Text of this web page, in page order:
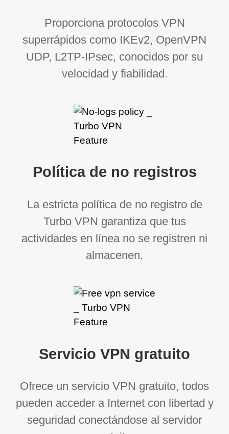
Proporciona protocolos VPN
superrápidos como IKEv2, OpenVPN
UDP, L2TP-IPsec, conocidos por su
velocidad y fiabilidad.
Política de no registros
La estricta política de no registro de
Turbo VPN garantiza que tus
actividades en línea no se registren ni
almacenen.
Servicio VPN gratuito
Ofrece un servicio VPN gratuito, todos
pueden acceder a Internet con libertad y
seguridad conectándose al servidor